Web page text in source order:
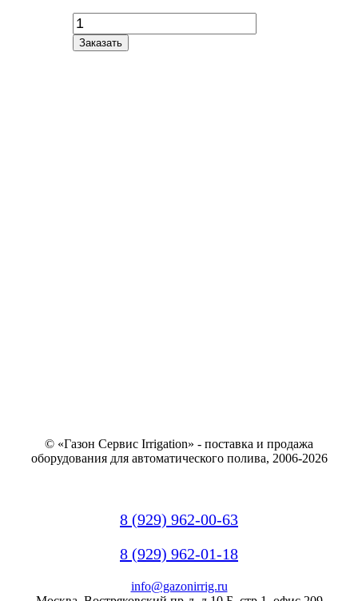
Заказать
© «Газон Сервис Irrigation» - поставка и продажа
оборудования для автоматического полива, 2006-2026
8 (929) 962-00-63
8 (929) 962-01-18
info@gazonirrig.ru